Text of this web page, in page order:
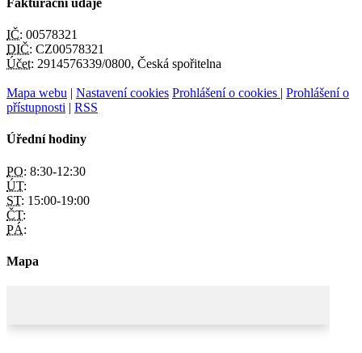
IČ: 00578321
DIČ: CZ00578321
Účet: 2914576339/0800, Česká spořitelna
Mapa webu | Nastavení cookies Prohlášení o cookies | Prohlášení o
přístupnosti | RSS
Úřední hodiny
PO: 8:30-12:30
ÚT:
ST: 15:00-19:00
ČT:
PÁ:
Mapa